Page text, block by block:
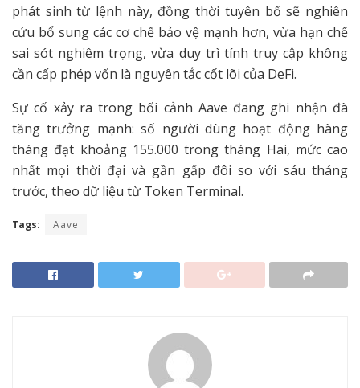
phát sinh từ lệnh này, đồng thời tuyên bố sẽ nghiên
cứu bổ sung các cơ chế bảo vệ mạnh hơn, vừa hạn chế
sai sót nghiêm trọng, vừa duy trì tính truy cập không
cần cấp phép vốn là nguyên tắc cốt lõi của DeFi.
Sự cố xảy ra trong bối cảnh Aave đang ghi nhận đà
tăng trưởng mạnh: số người dùng hoạt động hàng
tháng đạt khoảng 155.000 trong tháng Hai, mức cao
nhất mọi thời đại và gần gấp đôi so với sáu tháng
trước, theo dữ liệu từ Token Terminal.
Tags: Aave